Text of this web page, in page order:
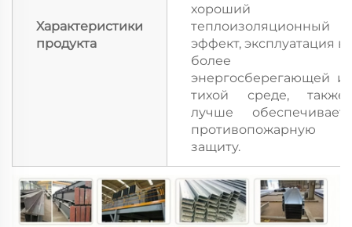
Характеристики
продукта
хороший
теплоизоляционный
эффект, эксплуатация в
более
энергосберегающей и
тихой среде, также
лучше обеспечивает
противопожарную
защиту.